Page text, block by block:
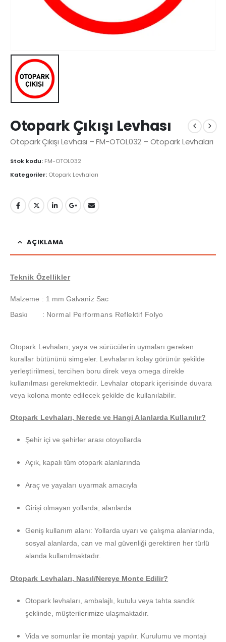
Otopark Çıkışı Levhası
Otopark Çıkışı Levhası – FM-OTOL032 – Otopark Levhaları
Stok kodu: FM-OTOL032
Kategoriler: Otopark Levhaları
AÇIKLAMA
Teknik Özellikler
Malzeme : 1 mm Galvaniz Sac
Baskı
: Normal Performans Reflektif Folyo
Otopark Levhaları; yaya ve sürücülerin uymaları gereken
kurallar bütününü simgeler. Levhaların kolay görünür şekilde
yerleştirilmesi, tercihen boru direk veya omega direkle
kullanılması gerekmektedir. Levhalar otopark içerisinde duvara
veya kolona monte edilecek şekilde de kullanılabilir.
Otopark Levhaları, Nerede ve Hangi Alanlarda Kullanılır?
Şehir içi ve şehirler arası otoyollarda
Açık, kapalı tüm otopark alanlarında
Araç ve yayaları uyarmak amacıyla
Girişi olmayan yollarda, alanlarda
Geniş kullanım alanı: Yollarda uyarı ve çalışma alanlarında,
sosyal alanlarda, can ve mal güvenliği gerektiren her türlü
alanda kullanılmaktadır.
Otopark Levhaları, Nasıl/Nereye Monte Edilir?
Otopark levhaları, ambalajlı, kutulu veya tahta sandık
şeklinde, müşterilerimize ulaşmaktadır.
Vida ve somunlar ile montajı yapılır. Kurulumu ve montajı